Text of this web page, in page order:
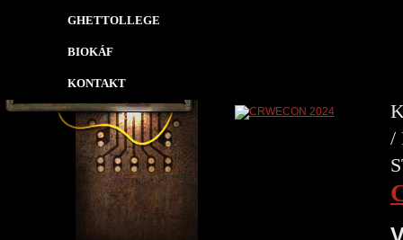
GHETTOLLEGE
BIOKÁF
KONTAKT
/